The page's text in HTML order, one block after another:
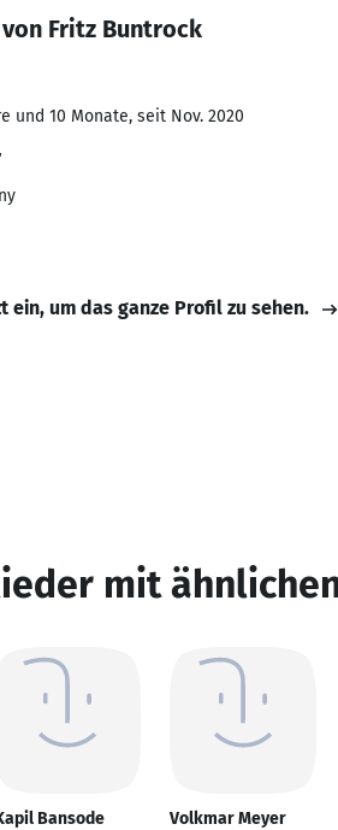
Fritz Buntrock
und 10 Monate, seit Nov. 2020
ein, um das ganze Profil zu sehen.
mit
Bansode Volkmar Meyer